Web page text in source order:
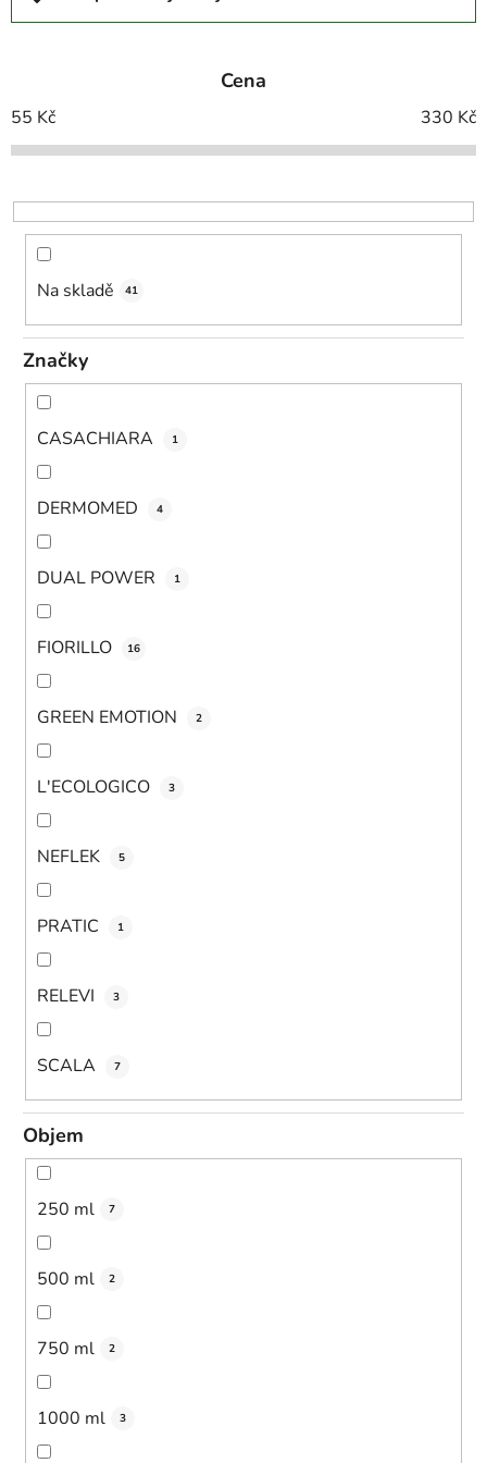
z
í
p
o
d
ů
Cena
55 Kč 330 Kč
Na skladě 41
Značky
CASACHIARA 1
DERMOMED 4
DUAL POWER 1
FIORILLO 16
GREEN EMOTION 2
L'ECOLOGICO 3
NEFLEK 5
PRATIC 1
RELEVI 3
SCALA 7
Objem
250 ml 7
500 ml 2
750 ml 2
1000 ml 3